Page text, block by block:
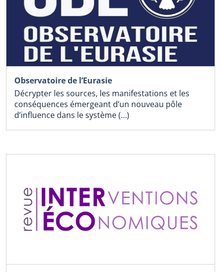
Observatoire de l’Eurasie
Décrypter les sources, les manifestations et les
conséquences émergeant d’un nouveau pôle
d’influence dans le système (…)